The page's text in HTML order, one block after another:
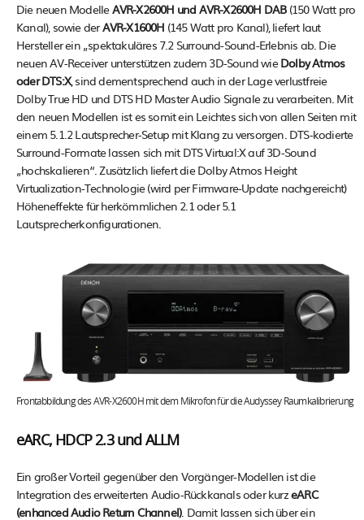
Die neuen ModelleAVR-X2600H und AVR-X2600H DAB(150 Watt pro
Kanal), sowie derAVR-X1600H (145 Watt pro Kanal), liefert laut
Hersteller ein „spektakuläres 7.2 Surround-Sound-Erlebnis ab. Die
neuen AV-Receiver unterstützen zudem 3D-Sound wieDolby Atmos
oder DTS:X, sind dementsprechend auch in der Lage verlustfreie
Dolby True HD und DTS HD Master Audio Signale zu verarbeiten. Mit
den neuen Modellen ist es somit ein Leichtes sich von allen Seiten mit
einem 5.1.2 Lautsprecher-Setup mit Klang zu versorgen. DTS-kodierte
Surround-Formate lassen sich mit DTS Virtual:X auf 3D-Sound
„hochskalieren“. Zusätzlich liefert die Dolby Atmos Height
Virtualization-Technologie (wird per Firmware-Update nachgereicht)
Höheneffekte für herkömmlichen 2.1 oder 5.1
Lautsprecherkonfigurationen.
Frontabbildung des AVR-X2600H mit dem Mikrofon für die Audyssey Raumkalibrierung
eARC, HDCP 2.3 und ALLM
Ein großer Vorteil gegenüber den Vorgänger-Modellen ist die
Integration des erweiterten Audio-Rückkanals oder kurzeARC
(enhanced Audio Return Channel). Damit lassen sich über ein